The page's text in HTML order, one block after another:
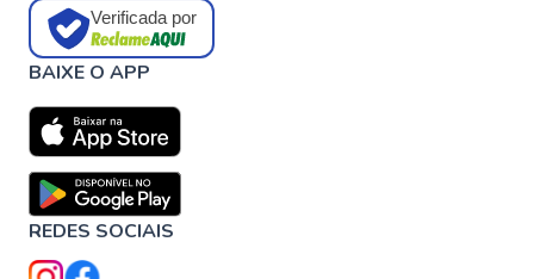
Verificada por
BAIXE O APP
REDES SOCIAIS